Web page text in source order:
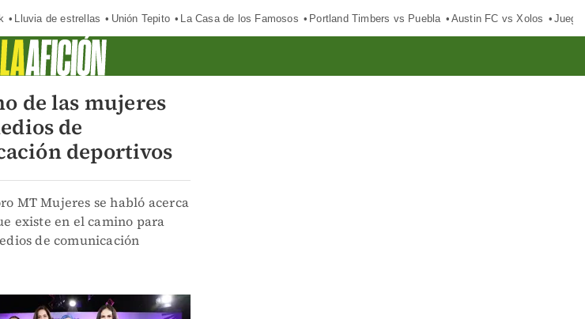
Lluvia de estrellas Unión Tepito La Casa de los Famosos Portland Timbers vs Puebla Austin FC vs Xolos
de las mujeres
de
deportivos
MT Mujeres se habló acerca
existe en el camino para
de comunicación